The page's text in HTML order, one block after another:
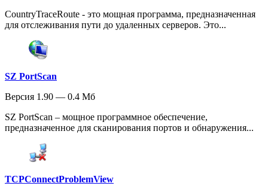
CountryTraceRoute - это мощная программа, предназначенная
для отслеживания пути до удаленных серверов. Это...
SZ PortScan
Версия 1.90 — 0.4 Мб
SZ PortScan – мощное программное обеспечение,
предназначенное для сканирования портов и обнаружения...
TCPConnectProblemView